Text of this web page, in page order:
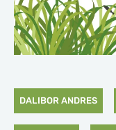
DALIBOR ANDRES